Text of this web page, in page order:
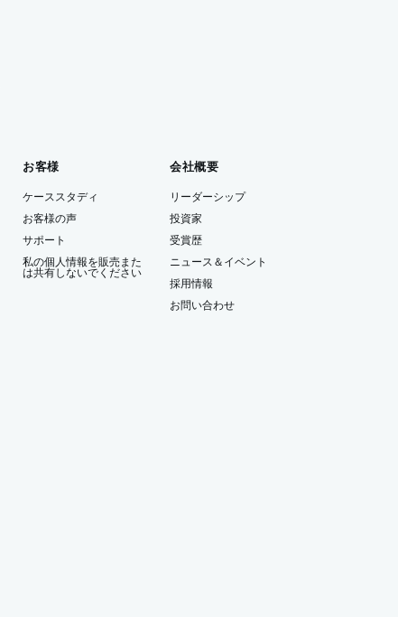
お客様
ケーススタディ
お客様の声
サポート
私の個人情報を販売また
は共有しないでください
会社概要
リーダーシップ
投資家
受賞歴
ニュース＆イベント
採用情報
お問い合わせ